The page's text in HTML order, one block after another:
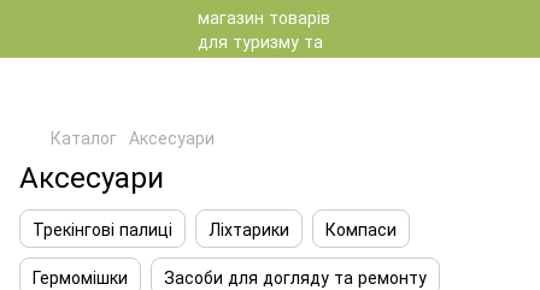
Каталог Аксесуари
Аксесуари
Трекінгові палиці Ліхтарики
Компаси
Гермомішки
Засоби для догляду та ремонту